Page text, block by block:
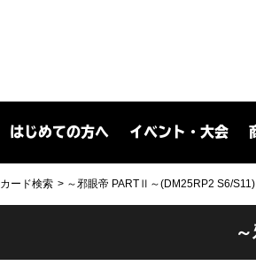
はじめての方へ イベント・大会
カード検索 ～邪眼帝 PARTⅡ～(DM25RP2 S6/S11)